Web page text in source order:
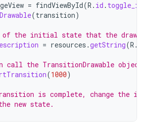
= findViewById(R . id .
(transition)
the initial state that the
= resources .getString(R .
call the TransitionDrawable
(1000)
is complete, change the
new state.